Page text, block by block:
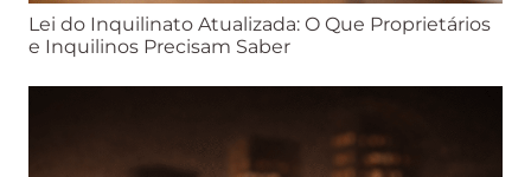
Lei do Inquilinato Atualizada: O Que Proprietários
e Inquilinos Precisam Saber